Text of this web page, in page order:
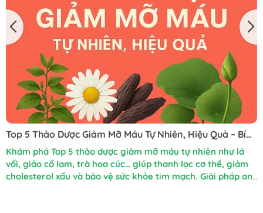
Top 5 Thảo Dược Giảm Mỡ Máu Tự Nhiên, Hiệu Quả – Bí
Quyết Từ Tây Bắc
Khám phá Top 5 thảo dược giảm mỡ máu tự nhiên như lá
vối, giảo cổ lam, trà hoa cúc… giúp thanh lọc cơ thể, giảm
cholesterol xấu và bảo vệ sức khỏe tim mạch. Giải pháp an